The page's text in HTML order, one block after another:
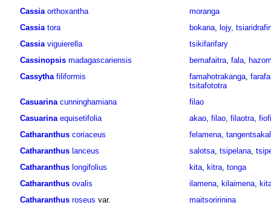
Cassia orthoxantha
moranga
Cassia tora bokana, lojy,
Cassia viguierella
tsikifarifary
Cassinopsis madagascariensis bemafaitra, fala,
Cassytha filiformis famahotrakanga,
tsitafototra
Casuarina cunninghamiana
filao
Casuarina equisetifolia akao, filao, filaotra,
Catharanthus coriaceus felamena,
Catharanthus lanceus salotsa, tsipelana,
Catharanthus longifolius kita, kitra, tonga
Catharanthus ovalis ilamena, kilaimena,
Catharanthus roseus var.
maitsoririnina